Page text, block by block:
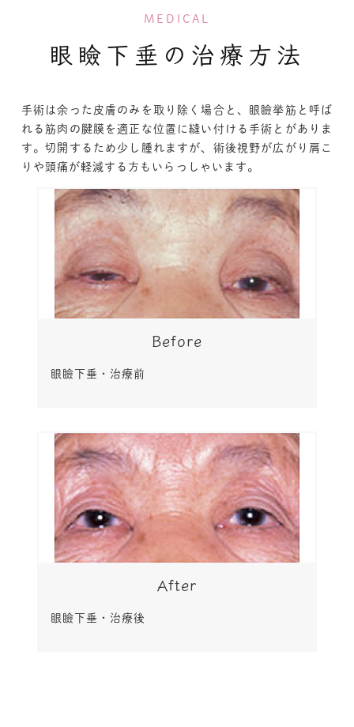
MEDICAL
眼瞼下垂の治療方法
手術は余った皮膚のみを取り除く場合と、眼瞼挙筋と呼ば
れる筋肉の腱膜を適正な位置に縫い付ける手術とがありま
す。切開するため少し腫れますが、術後視野が広がり肩こ
りや頭痛が軽減する方もいらっしゃいます。
Before
眼瞼下垂・治療前
After
眼瞼下垂・治療後